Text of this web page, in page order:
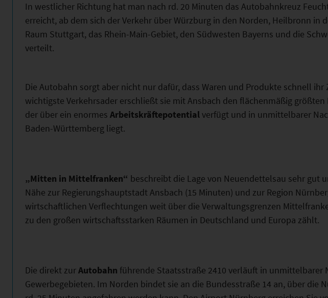
In westlicher Richtung hat man nach rd. 20 Minuten das Autobahnkreuz
erreicht, ab dem sich der Verkehr über Würzburg in den Norden, Heilbronn in
Raum Stuttgart, das Rhein-Main-Gebiet, den Südwesten Bayerns und die
verteilt.
Die Autobahn sorgt aber nicht nur dafür, dass Waren und Produkte schnell ihr
wichtigste Verkehrsader erschließt sie mit Ansbach den flächenmäßig größten
der über ein enormes Arbeitskräftepotentialverfügt und in unmittelbarer
Baden-Württemberg liegt.
„Mitten in Mittelfranken“ beschreibt die Lage von Neuendettelsau sehr gut
Nähe zur Regierungshauptstadt Ansbach (15 Minuten) und zur Region
wirtschaftlichen Verflechtungen weit über die Verwaltungsgrenzen
zu den großen wirtschaftsstarken Räumen in Deutschland und Europa zählt.
Die direkt zurAutobahn führende Staatsstraße 2410 verläuft in unmittelbarer
Gewerbegebieten. Im Norden bindet sie an die Bundesstraße 14 an, über die